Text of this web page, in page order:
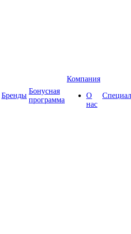
Бренды
Бонусная
программа
Компания
О
нас